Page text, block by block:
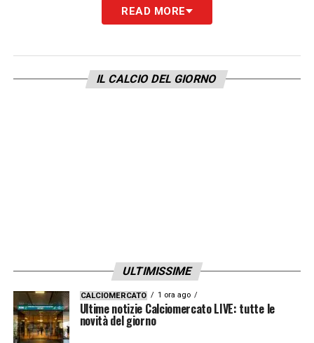
‘La fiducia di Gravina’. ‘Gravina decisivo’.
Per una vittoria in Nations League,
dimenticando i veri e irrisolti problemi del
READ MORE
IL CALCIO DEL GIORNO
ULTIMISSIME
CALCIOMERCATO 1 ora ago
Ultime notizie Calciomercato LIVE: tutte le
novità del giorno